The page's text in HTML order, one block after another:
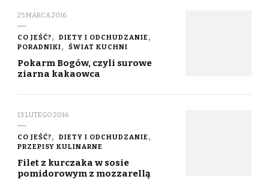
25 MARCA 2016
CO JEŚĆ?
DIETY I ODCHUDZANIE
PORADNIKI
ŚWIAT KUCHNI
Pokarm Bogów, czyli surowe
ziarna kakaowca
13 LUTEGO 2016
CO JEŚĆ?
DIETY I ODCHUDZANIE
PRZEPISY KULINARNE
Filet z kurczaka w sosie
pomidorowym z mozzarellą